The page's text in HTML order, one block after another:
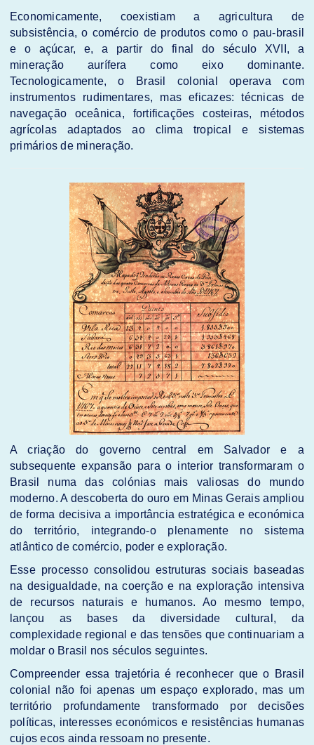
Economicamente, coexistiam a agricultura de
subsistência, o comércio de produtos como o pau-brasil
e o açúcar, e, a partir do final do século XVII, a
mineração aurífera como eixo dominante.
Tecnologicamente, o Brasil colonial operava com
instrumentos rudimentares, mas eficazes: técnicas de
navegação oceânica, fortificações costeiras, métodos
agrícolas adaptados ao clima tropical e sistemas
primários de mineração.
A criação do governo central em Salvador e a
subsequente expansão para o interior transformaram o
Brasil numa das colónias mais valiosas do mundo
moderno. A descoberta do ouro em Minas Gerais ampliou
de forma decisiva a importância estratégica e económica
do território, integrando-o plenamente no sistema
atlântico de comércio, poder e exploração.
Esse processo consolidou estruturas sociais baseadas
na desigualdade, na coerção e na exploração intensiva
de recursos naturais e humanos. Ao mesmo tempo,
lançou as bases da diversidade cultural, da
complexidade regional e das tensões que continuariam a
moldar o Brasil nos séculos seguintes.
Compreender essa trajetória é reconhecer que o Brasil
colonial não foi apenas um espaço explorado, mas um
território profundamente transformado por decisões
políticas, interesses económicos e resistências humanas
cujos ecos ainda ressoam no presente.